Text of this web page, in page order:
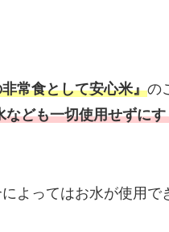
常食として安心米』の
なども一切使用せずに
よってはお水が使用で